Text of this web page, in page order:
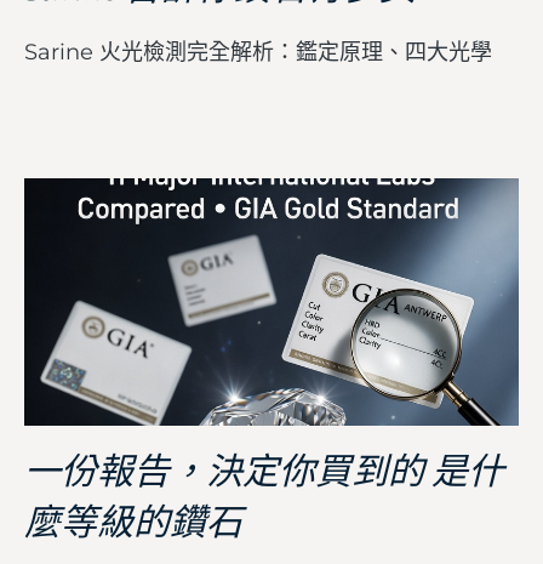
Sarine 火光檢測完全解析：鑑定原理、四大光學
一份報告，決定你買到的 是什
麼等級的鑽石